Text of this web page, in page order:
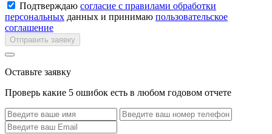
Подтверждаю согласие с правилами обработки
персональных данных и принимаю пользовательское
соглашение
Отправить заявку
Оставьте заявку
Проверь какие 5 ошибок есть в любом годовом отчете